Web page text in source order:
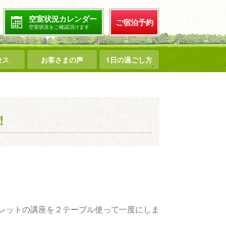
空室状況カレンダー
空室状況をご確認頂けます ご宿泊予約
ス お客さまの声 1日の過ごし方
トの講座を２テーブル使って一度にしま